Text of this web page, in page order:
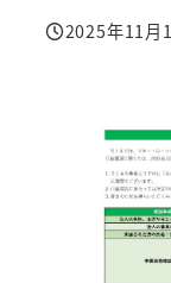
投稿日
2025年11月